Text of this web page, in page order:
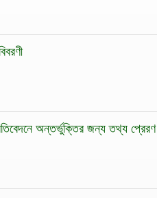
অন্তর্ভুক্তির জন্য তথ্য প্রেরণ